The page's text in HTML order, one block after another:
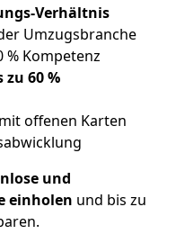
Verhältnis
Umzugsbranche
% Kompetenz
zu 60 %
offenen Karten
und
einholen und bis zu